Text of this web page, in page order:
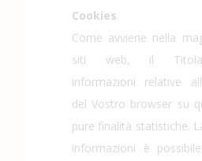
Cookies
Come avviene nella
siti web, il
informazioni relative
del Vostro browser su
pure finalità statistiche.
informazioni è